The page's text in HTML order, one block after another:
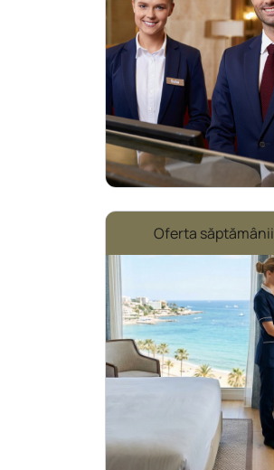
Oferta săptămânii